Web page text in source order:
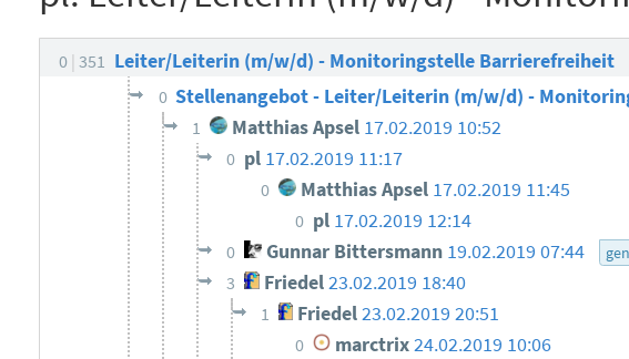
0 351 Leiter/Leiterin (m/w/d) - Monitoringstelle Barrierefreiheit
0 Stellenangebot - Leiter/Leiterin (m/w/d) -
1 Matthias Apsel 17.02.2019 10:52
0 pl 17.02.2019 11:17
0 Matthias Apsel 17.02.2019 11:45
0 pl 17.02.2019 12:14
0 Gunnar Bittersmann 19.02.2019 07:44
3 Friedel 23.02.2019 18:40
1 Friedel23.02.2019 20:51
0 marctrix 24.02.2019 10:06